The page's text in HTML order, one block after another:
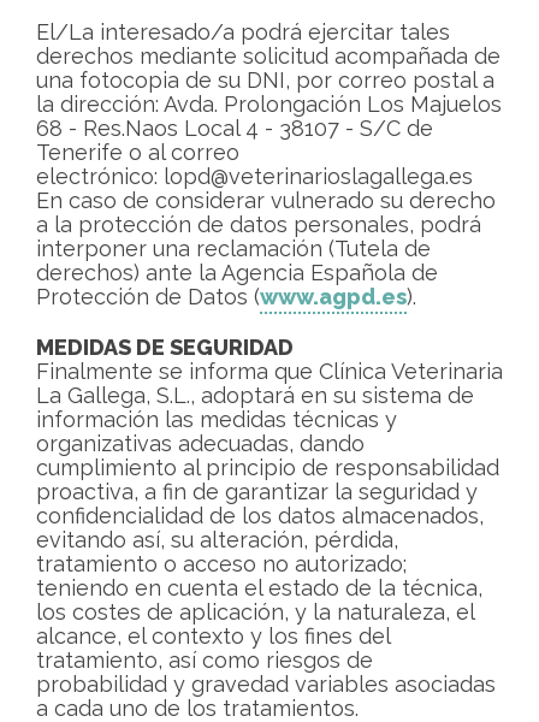
El/La interesado/a podrá ejercitar tales
derechos mediante solicitud acompañada de
una fotocopia de su DNI, por correo postal a
la dirección: Avda. Prolongación Los Majuelos
68 - Res.Naos Local 4 - 38107 - S/C de
Tenerife o al correo
electrónico: lopd@veterinarioslagallega.es
En caso de considerar vulnerado su derecho
a la protección de datos personales, podrá
interponer una reclamación (Tutela de
derechos) ante la Agencia Española de
Protección de Datos (www.agpd.es).
MEDIDAS DE SEGURIDAD
Finalmente se informa que Clínica Veterinaria
La Gallega, S.L., adoptará en su sistema de
información las medidas técnicas y
organizativas adecuadas, dando
cumplimiento al principio de responsabilidad
proactiva, a fin de garantizar la seguridad y
confidencialidad de los datos almacenados,
evitando así, su alteración, pérdida,
tratamiento o acceso no autorizado;
teniendo en cuenta el estado de la técnica,
los costes de aplicación, y la naturaleza, el
alcance, el contexto y los fines del
tratamiento, así como riesgos de
probabilidad y gravedad variables asociadas
a cada uno de los tratamientos.